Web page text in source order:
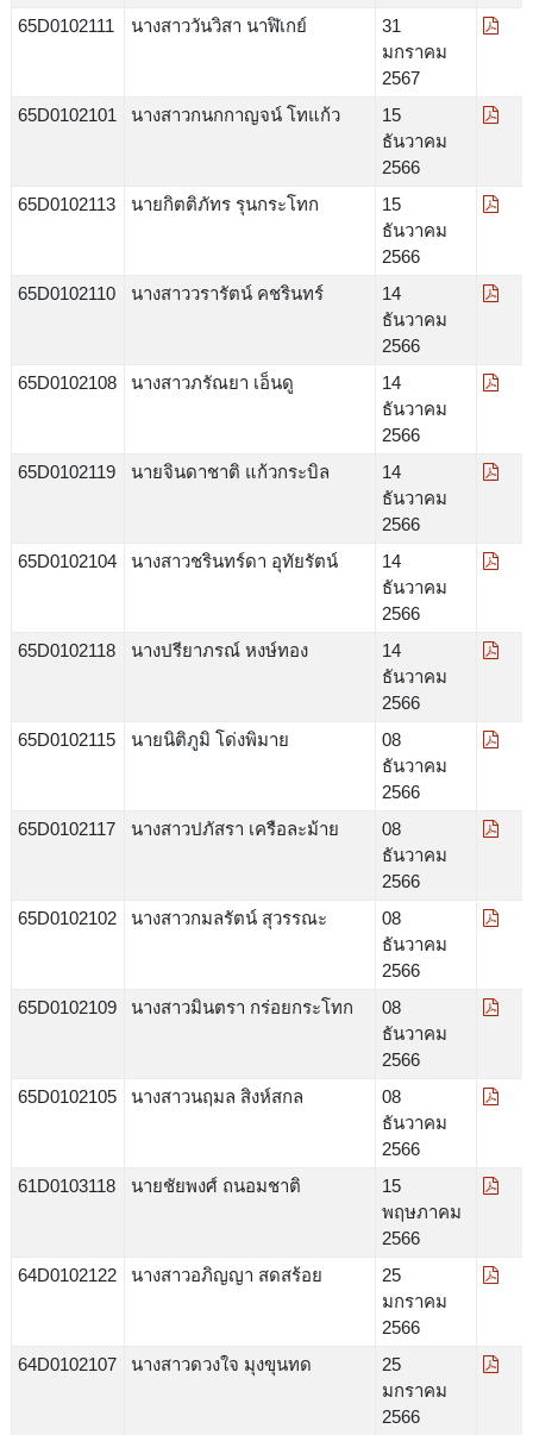
65D0102111
นางสาววันวิสา นาฬิเกย์
31
มกราคม
2567
65D0102101
นางสาวกนกกาญจน์ โทแก้ว
15
ธันวาคม
2566
65D0102113
นายกิตติภัทร รุนกระโทก
15
ธันวาคม
2566
65D0102110
นางสาววรารัตน์ คชรินทร์
14
ธันวาคม
2566
65D0102108
นางสาวภรัณยา เอ็นดู
14
ธันวาคม
2566
65D0102119
นายจินดาชาติ แก้วกระบิล
14
ธันวาคม
2566
65D0102104
นางสาวชรินทร์ดา อุทัยรัตน์
14
ธันวาคม
2566
65D0102118
นางปรียาภรณ์ หงษ์ทอง
14
ธันวาคม
2566
65D0102115
นายนิติภูมิ โด่งพิมาย
08
ธันวาคม
2566
65D0102117
นางสาวปภัสรา เครือละม้าย
08
ธันวาคม
2566
65D0102102
นางสาวกมลรัตน์ สุวรรณะ
08
ธันวาคม
2566
65D0102109
นางสาวมินตรา กร่อยกระโทก
08
ธันวาคม
2566
65D0102105
นางสาวนฤมล สิงห์สกล
08
ธันวาคม
2566
61D0103118
นายชัยพงศ์ ถนอมชาติ
15
พฤษภาคม
2566
64D0102122
นางสาวอภิญญา สดสร้อย
25
มกราคม
2566
64D0102107
นางสาวดวงใจ มุงขุนทด
25
มกราคม
2566